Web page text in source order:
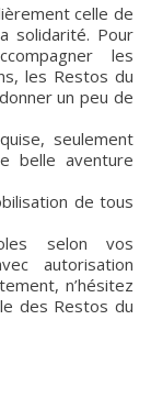
solidarité. Pour
les
les Restos du
un peu de
seulement
belle aventure
de tous
selon vos
autorisation
n’hésitez
des Restos du